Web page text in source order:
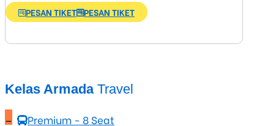
PESAN TIKET PESAN TIKET
Kelas ArmadaTravel
_
Premium - 8 Seat